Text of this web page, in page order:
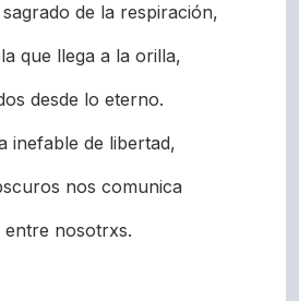
de la respiración,
que llega a la orilla,
desde lo eterno.
inefable de libertad,
nos comunica
nosotrxs.